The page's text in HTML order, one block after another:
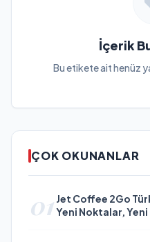
İçerik
Bu etikete ait henüz
ÇOK OKUNANLAR
01 Jet Coffee 2Go
Yeni Noktalar,